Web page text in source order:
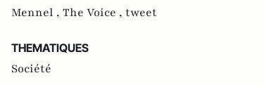
Mennel , The Voice , tweet
THEMATIQUES
Société